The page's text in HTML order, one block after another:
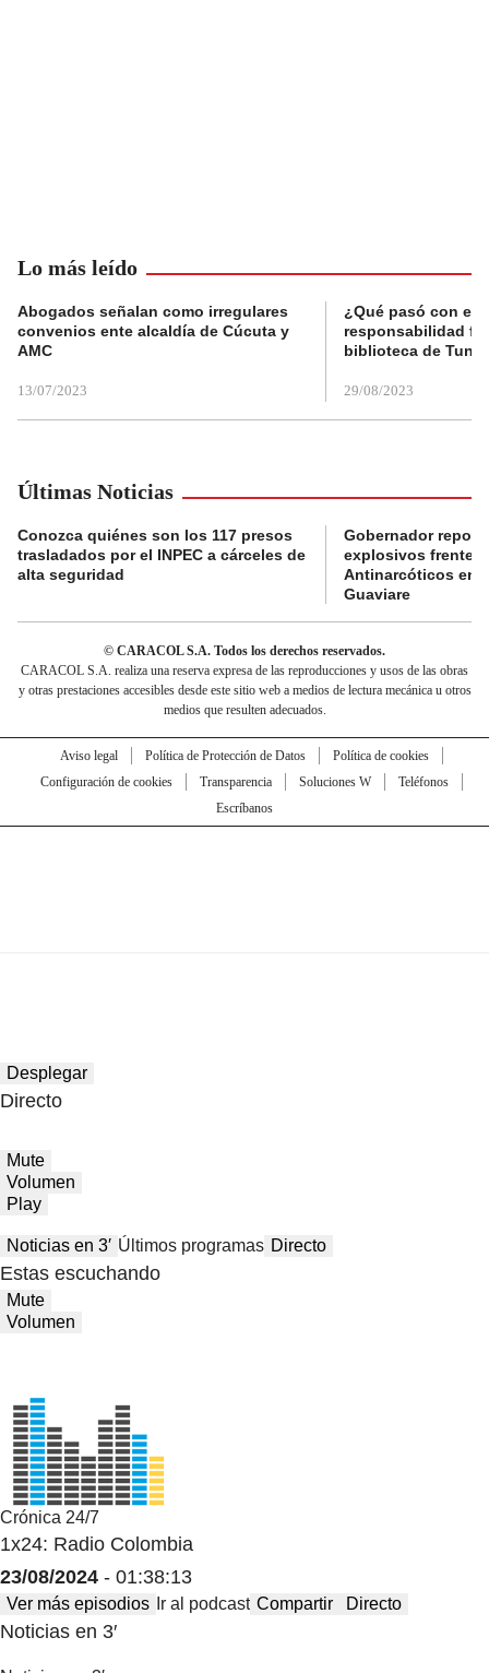
Lo más leído
Abogados señalan como irregulares
convenios ente alcaldía de Cúcuta y
AMC
13/07/2023
¿Qué pasó con el
responsabilidad
biblioteca de
29/08/2023
Últimas Noticias
Conozca quiénes son los 117 presos
trasladados por el INPEC a cárceles de
alta seguridad
Gobernador
explosivos frente a
Antinarcóticos en
Guaviare
© CARACOL S.A. Todos los derechos reservados.
CARACOL S.A. realiza una reserva expresa de las reproducciones y usos de las obras
y otras prestaciones accesibles desde este sitio web a medios de lectura mecánica u otros
medios que resulten adecuados.
Aviso legal Política de Protección de Datos
Política de cookies
Configuración de cookies
Transparencia Soluciones W
Teléfonos
Escríbanos
Desplegar
Directo
Mute
Volumen
Play
Noticias en 3′ Últimos programas Directo
Estas escuchando
Mute
Volumen
Crónica 24/7
1x24: Radio Colombia
23/08/2024 - 01:38:13
Ver más episodios Ir al podcast Compartir Directo
Noticias en 3′